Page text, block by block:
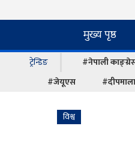
मुख्य पृष्ठ
ट्रेन्डिङ #नेपाली
#जेयूएस
विश्व